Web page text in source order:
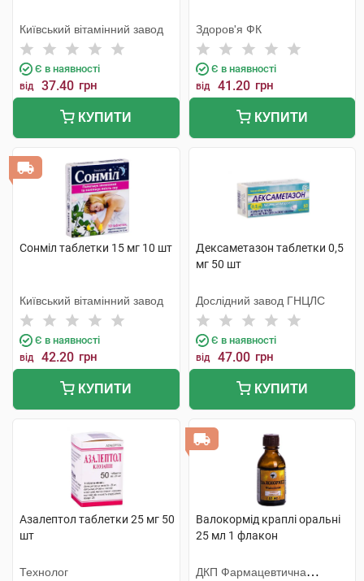
Київський вітамінний завод
Є в наявності
від 37.40 грн
КУПИТИ
Здоров'я ФК
Є в наявності
від 41.20 грн
КУПИТИ
Сонміл таблетки 15 мг 10 шт
Київський вітамінний завод
Є в наявності
від 42.20 грн
КУПИТИ
Дексаметазон таблетки 0,5
мг 50 шт
Дослідний завод ГНЦЛС
Є в наявності
від 47.00 грн
КУПИТИ
Азалептол таблетки 25 мг 50
шт
Технолог
Валокормід краплі оральні
25 мл 1 флакон
ДКП Фармацевтична